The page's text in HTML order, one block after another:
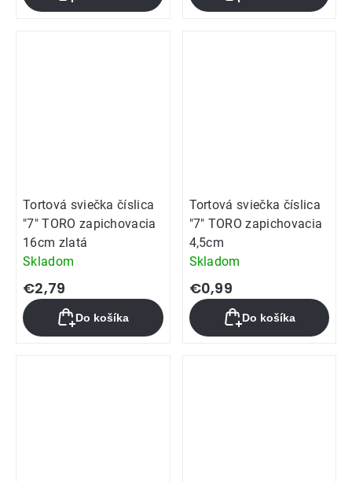
Tortová sviečka číslica
"7" TORO zapichovacia
16cm zlatá
Skladom
€2,79
Do košíka
Tortová sviečka číslica
"7" TORO zapichovacia
4,5cm
Skladom
€0,99
Do košíka